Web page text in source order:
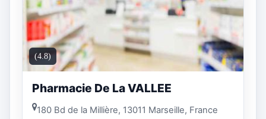
(4.8)
Pharmacie De La VALLEE
180 Bd de la Millière, 13011 Marseille, France